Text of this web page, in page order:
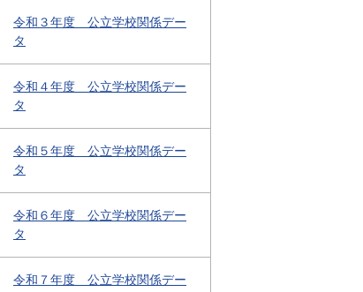
令和３年度 公立学校関係デー
タ
令和４年度 公立学校関係デー
タ
令和５年度 公立学校関係デー
タ
令和６年度 公立学校関係デー
タ
令和７年度 公立学校関係デー